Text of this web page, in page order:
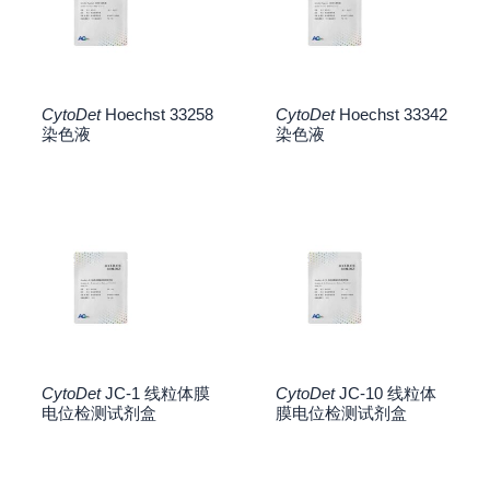
CytoDetHoechst 33258
染色液
CytoDetHoechst 33342
染色液
CytoDetJC-1 线粒体膜
电位检测试剂盒
CytoDetJC-10 线粒体
膜电位检测试剂盒